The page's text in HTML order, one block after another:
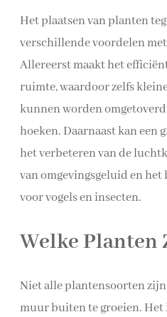
Het plaatsen van planten
verschillende voordelen
Allereerst maakt het
ruimte, waardoor zelfs
kunnen worden
hoeken. Daarnaast kan een
het verbeteren van de
van omgevingsgeluid en
voor vogels en insecten.
Welke Planten
Niet alle plantensoorten
muur buiten te groeien. Het